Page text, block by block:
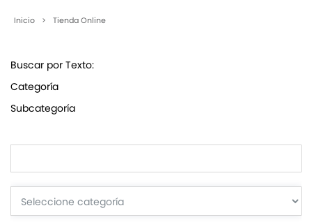
Inicio > Tienda Online
Buscar por Texto:
Categoría
Subcategoría